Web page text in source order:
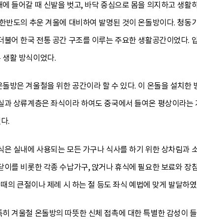
들어갈 때 신발을 벗고, 바닥 중심으로 몸을 의지하고 생
반도의 추운 겨울에 대비하여 발명된 것이 온돌방이다. 청
불어 한국 전통 공간 구조를 이루는 주요한 생활공간이었다.
활 방식이었다.
방은 겨울철을 위한 공간이라 할 수 있다. 이 온돌을 설치
상류계층은 좌식이라 하여도 중국에서 들여온 평상이라
.
실내에 사용되는 모든 가구나 식사를 하기 위한 상차림과
를 비롯한 각종 수납가구, 앉거나 휴식에 필요한 보료와
의 큰절이나 제례 시 하는 절 등도 좌식 예법에 맞게 발달하
겨울철 온돌방의 따뜻한 신체 접촉에 대한 특별한 감성이